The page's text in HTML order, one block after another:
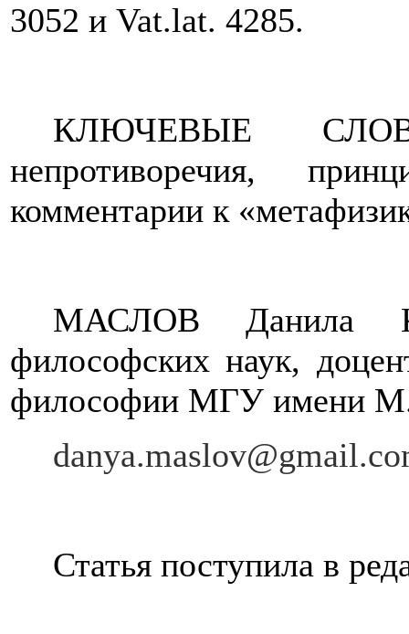
3052 и Vat.lat. 4285.
КЛЮЧЕВЫЕ
непротиворечия,
комментарии к
МАСЛОВ Данила
философских наук,
философии МГУ имени
danya.maslov@gmail.
Статья поступила в